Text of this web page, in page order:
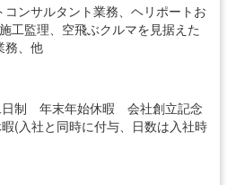
コンサルタント業務、ヘリポートお
工監理、空飛ぶクルマを見据えた
務、他
制 年末年始休暇 会社創立記念
(入社と同時に付与、日数は入社時